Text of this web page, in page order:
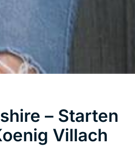
– Starten
Villach